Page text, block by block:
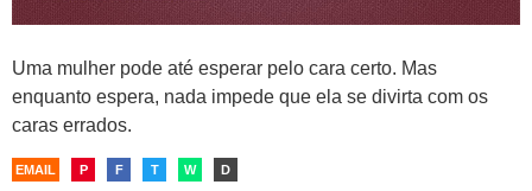
Uma mulher pode até esperar pelo cara certo. Mas
enquanto espera, nada impede que ela se divirta com os
caras errados.
EMAIL P F T W D